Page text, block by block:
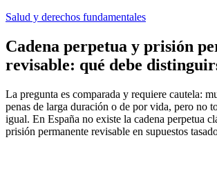
Salud y derechos fundamentales
Cadena perpetua y prisión
revisable: qué debe
La pregunta es comparada y requiere cautela:
penas de larga duración o de por vida, pero no
igual. En España no existe la cadena perpetua
prisión permanente revisable en supuestos